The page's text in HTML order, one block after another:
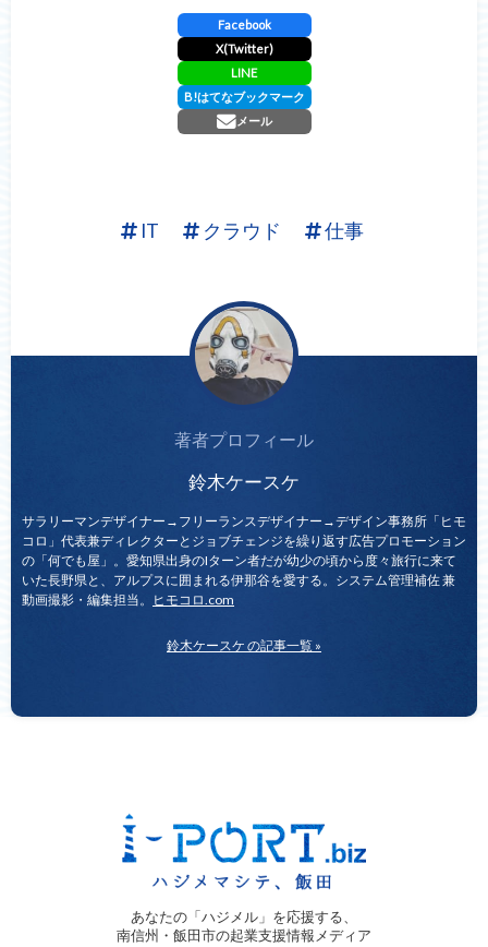
Facebook
X(Twitter)
LINE
B!はてなブックマーク
メール
IT クラウド 仕事
著者プロフィール
鈴木ケースケ
サラリーマンデザイナー→フリーランスデザイナー→デザイン事務所「ヒモ
コロ」代表兼ディレクターとジョブチェンジを繰り返す広告プロモーション
の「何でも屋」。愛知県出身のIターン者だが幼少の頃から度々旅行に来て
いた長野県と、アルプスに囲まれる伊那谷を愛する。システム管理補佐 兼
動画撮影・編集担当。
ヒモコロ.com
鈴木ケースケ の記事一覧 »
あなたの「ハジメル」を応援する、
南信州・飯田市の起業支援情報メディア